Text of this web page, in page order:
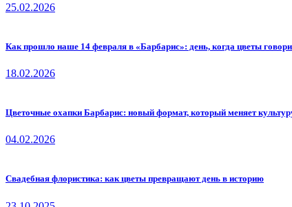
25.02.2026
Как прошло наше 14 февраля в «Барбарис»: день, когда цветы
18.02.2026
Цветочные охапки Барбарис: новый формат, который меняет
04.02.2026
Свадебная флористика: как цветы превращают день в историю